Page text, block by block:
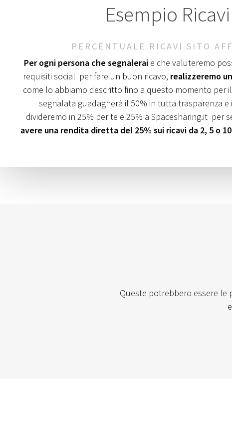
Esempio Ricavi
PERCENTUALE RICAVI SITO
Per ogni persona che segnalerai e che valuteremo
requisiti social per fare un buon ricavo, realizzeremo
come lo abbiamo descritto fino a questo momento per
segnalata guadagnerà il 50% in tutta trasparenza
divideremo in 25% per te e 25% a Spacesharing.it per
avere una rendita diretta del 25% sui ricavi da 2, 5 o
Queste potrebbero essere le